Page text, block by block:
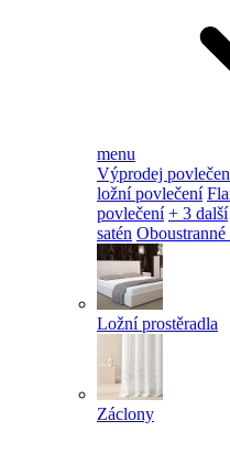
menu
Výprodej
ložní povlečení
povlečení + 3 další
satén
Ložní prostěradla
Záclony